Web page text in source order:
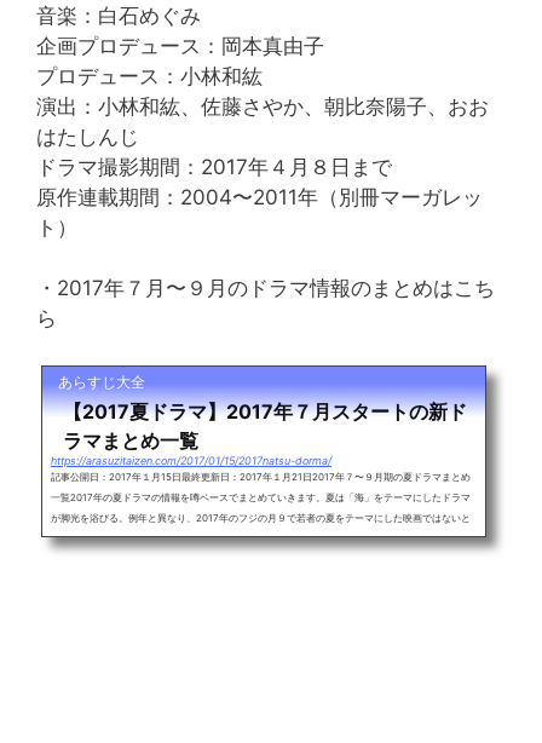
音楽：白石めぐみ
企画プロデュース：岡本真由子
プロデュース：小林和紘
演出：小林和紘、佐藤さやか、朝比奈陽子、おお
はたしんじ
ドラマ撮影期間：2017年４月８日まで
原作連載期間：2004〜2011年（別冊マーガレッ
ト）
・2017年７月〜９月のドラマ情報のまとめはこち
ら
あらすじ大全
【2017夏ドラマ】2017年７月スタートの新ド
ラマまとめ一覧
https://arasuzitaizen.com/2017/01/15/2017natsu-dorma/
記事公開日：2017年１月15日最終更新日：2017年１月21日2017年７〜９月期の夏ドラマまとめ
一覧2017年の夏ドラマの情報を噂ベースでまとめていきます。夏は「海」をテーマにしたドラマ
が脚光を浴びる。例年と異なり、2017年のフジの月９で若者の夏をテーマにした映画ではないと
いう噂があがっています。山下智久、ガッキーこと新垣結衣の「コード・ブルー」の第3期が2017